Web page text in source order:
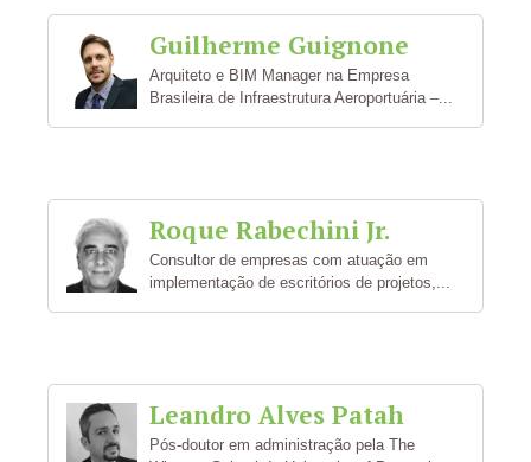
Guilherme Guignone
Arquiteto e BIM Manager na Empresa
Brasileira de Infraestrutura Aeroportuária –...
Roque Rabechini Jr.
Consultor de empresas com atuação em
implementação de escritórios de projetos,...
Leandro Alves Patah
Pós-doutor em administração pela The